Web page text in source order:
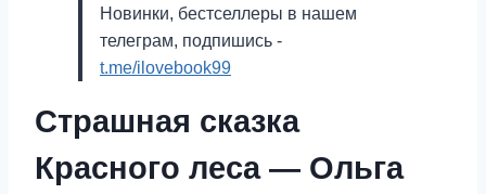
Новинки, бестселлеры в нашем
телеграм, подпишись -
t.me/ilovebook99
Страшная сказка
Красного леса — Ольга